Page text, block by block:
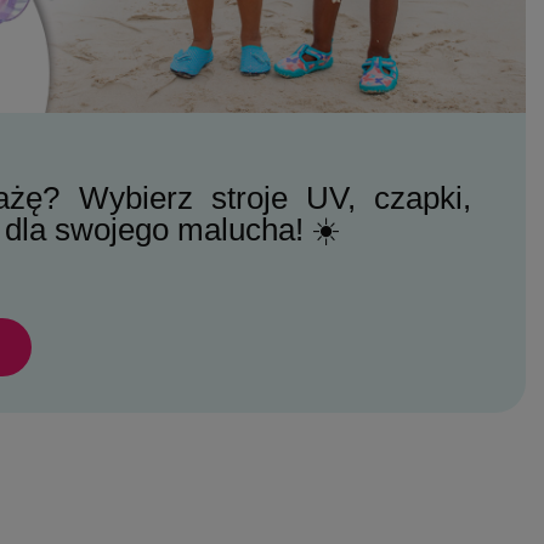
Wybierz stroje UV, czapki,
swojego malucha! ☀️